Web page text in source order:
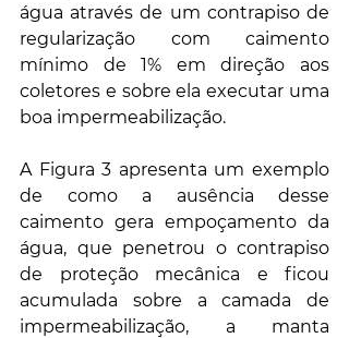
água através de um contrapiso de
regularização com caimento
mínimo de 1% em direção aos
coletores e sobre ela executar uma
boa impermeabilização.
A Figura 3 apresenta um exemplo
de como a ausência desse
caimento gera empoçamento da
água, que penetrou o contrapiso
de proteção mecânica e ficou
acumulada sobre a camada de
impermeabilização, a manta